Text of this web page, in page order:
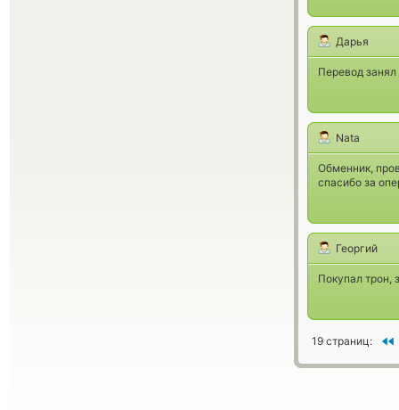
Дарья
Перевод
Nata
Обменник,
спасибо за
Георгий
Покупал трон,
19 страниц: